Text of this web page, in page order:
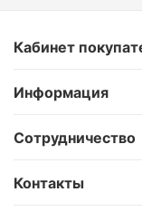
Кабинет
Информация
Сотрудничество
Контакты